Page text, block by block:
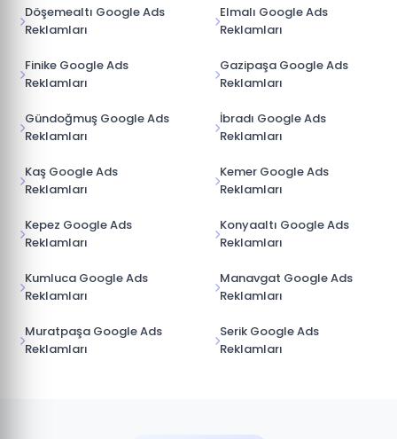
Döşemealtı Google Ads
Reklamları
Elmalı Google Ads
Reklamları
Finike Google Ads
Reklamları
Gazipaşa Google Ads
Reklamları
Gündoğmuş Google Ads
Reklamları
İbradı Google Ads
Reklamları
Kaş Google Ads
Reklamları
Kemer Google Ads
Reklamları
Kepez Google Ads
Reklamları
Konyaaltı Google Ads
Reklamları
Kumluca Google Ads
Reklamları
Manavgat Google Ads
Reklamları
Muratpaşa Google Ads
Reklamları
Serik Google Ads
Reklamları